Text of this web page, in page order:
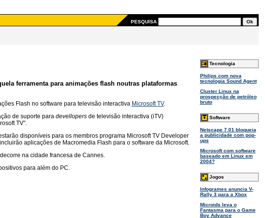
PESQUISA
ferramenta para animações flash noutras plataformas
Flash no software para televisão interactiva Microsoft TV.
de suporte para devellopersde televisão interactiva (iTV)
TV".
disponíveis para os membros programa Microsoft TV Developer
aplicações de Macromedia Flash para o software da Microsoft.
na cidade francesa de Cannes.
para além do PC.
Tecnologia
Philips com nova
tecnologia Sound Agent
Cluster Linux na
prospecção de petróleo
bruto
Software
Netscape 7.01 bloqueia
a publicidade com pop-
ups
Microsoft com software
baseado em Linux em
2004?
Jogos
Infogrames anuncia V-
Rally 3 para a Xbox
Microids leva o
Fantasma para o Game
Boy Advance